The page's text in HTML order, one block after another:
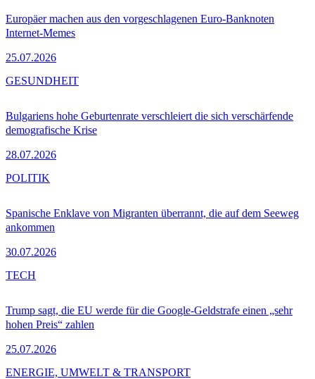
Europäer machen aus den vorgeschlagenen Euro-Banknoten
Internet-Memes
25.07.2026
Bulgariens hohe Geburtenrate verschleiert die sich verschärfende
demografische Krise
28.07.2026
GESUNDHEIT
Spanische Enklave von Migranten überrannt, die auf dem Seeweg
ankommen
30.07.2026
POLITIK
Trump sagt, die EU werde für die Google-Geldstrafe einen „sehr
hohen Preis“ zahlen
25.07.2026
TECH
ENERGIE, UMWELT & TRANSPORT